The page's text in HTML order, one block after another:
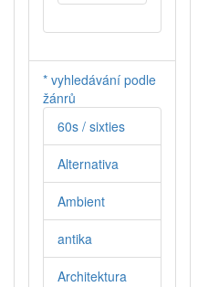
* vyhledávání podle
žánrů
60s / sixties
Alternativa
Ambient
antika
Architektura